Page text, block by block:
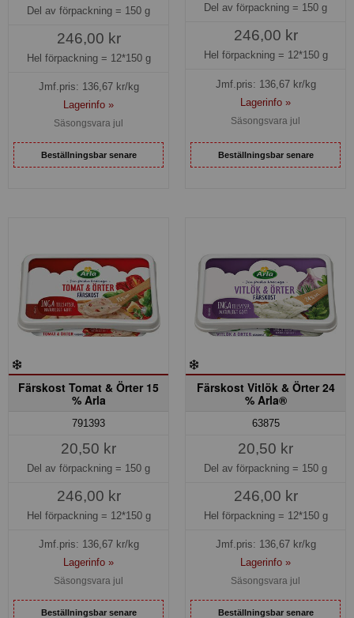
Del av förpackning = 150 g
246,00 kr
Hel förpackning = 12*150 g
Jmf.pris: 136,67kr/kg
Lagerinfo »
Säsongsvara jul
Beställningsbar senare
Del av förpackning = 150 g
246,00 kr
Hel förpackning = 12*150 g
Jmf.pris: 136,67kr/kg
Lagerinfo »
Säsongsvara jul
Beställningsbar senare
Färskost Tomat & Örter 15
% Arla
791393
20,50 kr
Del av förpackning = 150 g
246,00 kr
Hel förpackning = 12*150 g
Jmf.pris: 136,67kr/kg
Lagerinfo »
Säsongsvara jul
Beställningsbar senare
Färskost Vitlök & Örter 24
% Arla®
63875
20,50 kr
Del av förpackning = 150 g
246,00 kr
Hel förpackning = 12*150 g
Jmf.pris: 136,67kr/kg
Lagerinfo »
Säsongsvara jul
Beställningsbar senare